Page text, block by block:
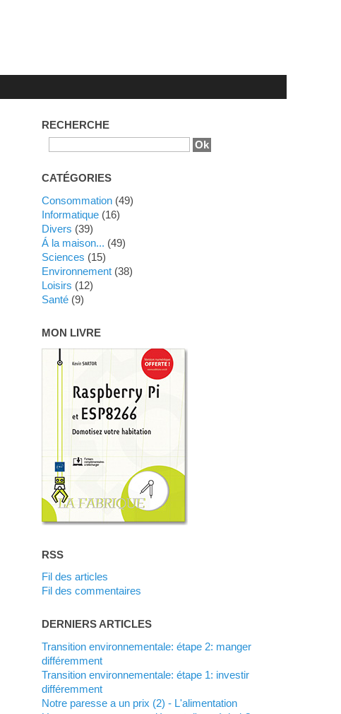
RECHERCHE
CATÉGORIES
Consommation (49)
Informatique (16)
Divers (39)
Á la maison... (49)
Sciences (15)
Environnement (38)
Loisirs (12)
Santé (9)
MON LIVRE
RSS
Fil des articles
Fil des commentaires
DERNIERS ARTICLES
Transition environnementale: étape 2: manger
différemment
Transition environnementale: étape 1: investir
différemment
Notre paresse a un prix (2) - L'alimentation